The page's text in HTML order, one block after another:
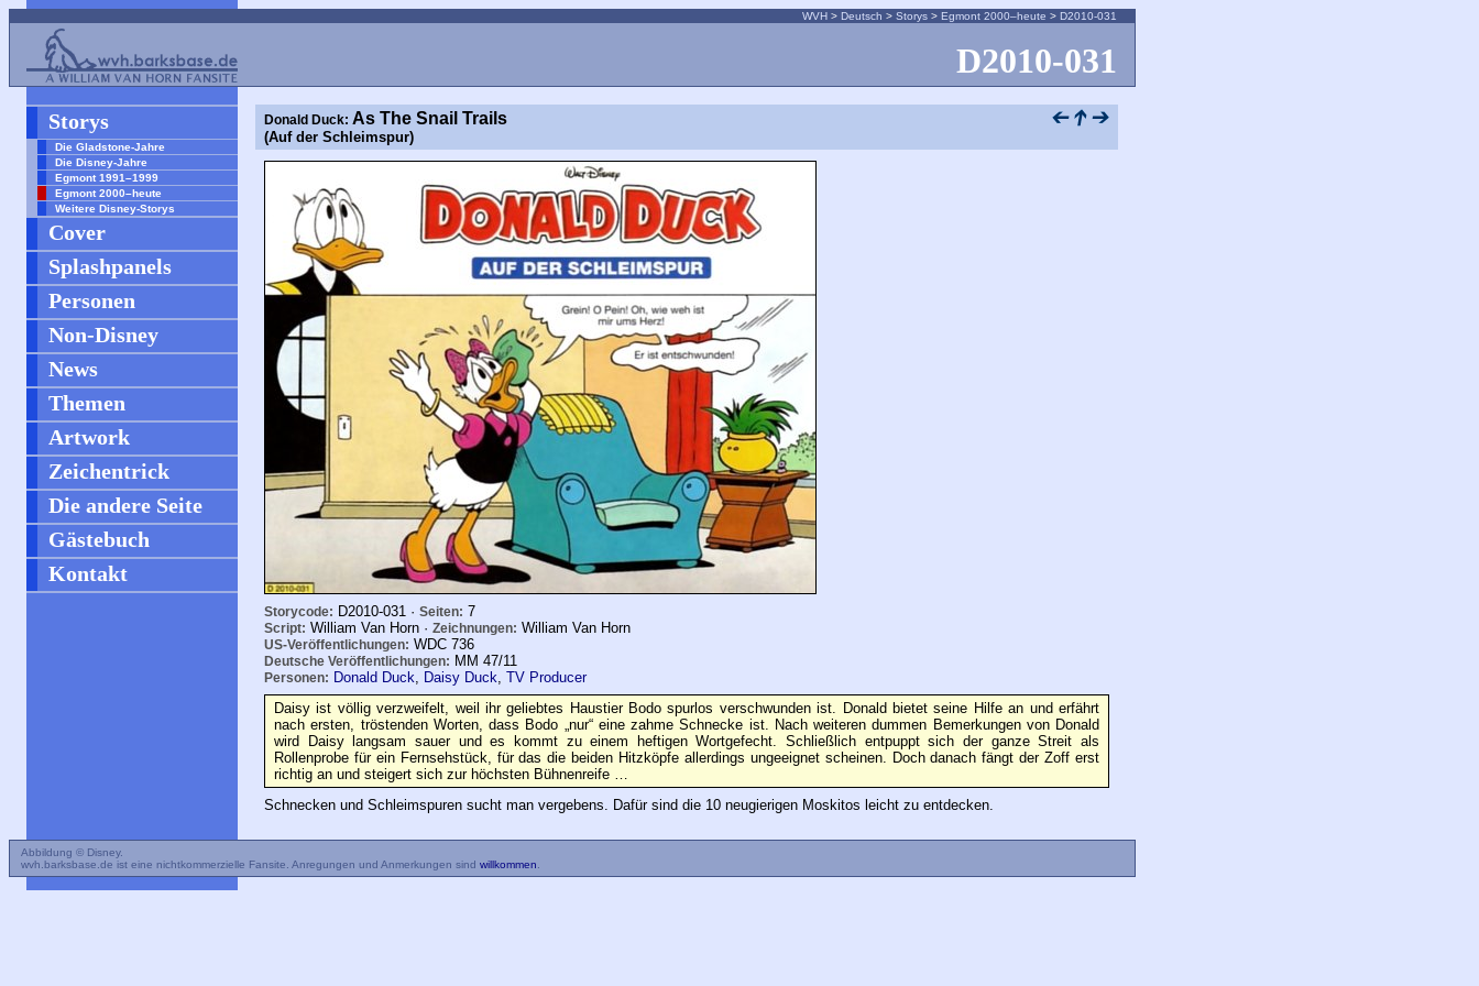
WVH > Deutsch > Storys > Egmont 2000–heute > D2010-031
D2010-031
Storys
Die Gladstone-Jahre
Die Disney-Jahre
Egmont 1991–1999
Egmont 2000–heute
Weitere Disney-Storys
Cover
Splashpanels
Personen
Non-Disney
News
Themen
Artwork
Zeichentrick
Die andere Seite
Gästebuch
Kontakt
Donald Duck: As The Snail Trails
(Auf der Schleimspur)
Storycode: D2010-031 · Seiten: 7
Script: William Van Horn · Zeichnungen: William Van Horn
US-Veröffentlichungen: WDC 736
Deutsche Veröffentlichungen: MM 47/11
Personen: Donald Duck Daisy Duck TV Producer
Daisy ist völlig verzweifelt, weil ihr geliebtes Haustier Bodo spurlos verschwunden ist. Donald bietet seine Hilfe an und erfährt
nach ersten, tröstenden Worten, dass Bodo „nur“ eine zahme Schnecke ist. Nach weiteren dummen Bemerkungen von Donald
wird Daisy langsam sauer und es kommt zu einem heftigen Wortgefecht. Schließlich entpuppt sich der ganze Streit als
Rollenprobe für ein Fernsehstück, für das die beiden Hitzköpfe allerdings ungeeignet scheinen. Doch danach fängt der Zoff erst
richtig an und steigert sich zur höchsten Bühnenreife …
Schnecken und Schleimspuren sucht man vergebens. Dafür sind die 10 neugierigen Moskitos leicht zu entdecken.
Abbildung © Disney.
wvh.barksbase.de ist eine nichtkommerzielle Fansite. Anregungen und Anmerkungen sind willkommen